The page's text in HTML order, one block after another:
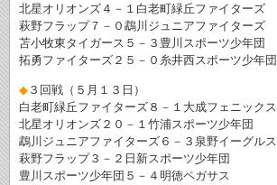
北星オリオンズ４－１白老町緑丘ファイターズ
萩野フラップ７－０鵡川ジュニアファイターズ
苫小牧東タイガース５－３豊川スポーツ少年団
拓勇ファイターズ２５－０糸井西スポーツ少年団
◆ ３回戦（５月１３日）
白老町緑丘ファイターズ８－１大成フェニックス
北星オリオンズ２０－１竹浦スポーツ少年団
鵡川ジュニアファイターズ６－３泉野イーグルス
萩野フラップ３－２日新スポーツ少年団
豊川スポーツ少年団５－４明徳ペガサス